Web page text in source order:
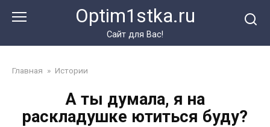
Optim1stka.ru
Сайт для Вас!
Главная » Истории
А ты думала, я на
раскладушке ютиться буду?